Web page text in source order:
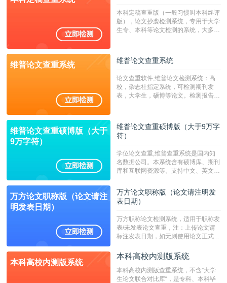
字符数30万）
本科定稿查重版（一般习惯叫本科终评
版），论文抄袭检测系统，专用于大学
生专、本科等论文检测的系统，大多数
维普论文查重系统 维普论文查重系统
论文查重软件,维普论文检测系统：高
校，杂志社指定系统，可检测期刊发
表，大学生，硕博等论文。检测报告支
维普论文查重硕博版（大于
9万字符）
维普论文查重硕博版（大于9万字
符）
学位论文查重,维普查重系统是国内知
名数据公司。本系统含有硕博库、期刊
库和互联网资源等。支持中文、英文、
定院校！！！
万方论文职称版（论文请注
明发表日期）
万方论文职称版（论文请注明发
表日期）
万方职称论文检测系统，适用于职称发
表/未发表论文查重，注：上传论文请
标注发表日期，如无则使用论文正式发
成时间作为发表日期。
本科高校内测版系统
本科高校内测版系统
本科高校内测版查重系统，不含”大学
生论文联合对比库“，是专科、本科毕